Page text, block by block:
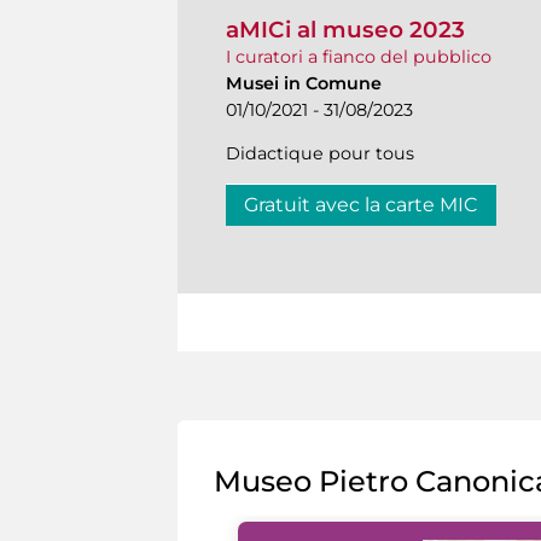
aMICi al museo 2023
I curatori a fianco del pubblico
Musei in Comune
01/10/2021 - 31/08/2023
Didactique pour tous
Gratuit avec la carte MIC
Museo Pietro